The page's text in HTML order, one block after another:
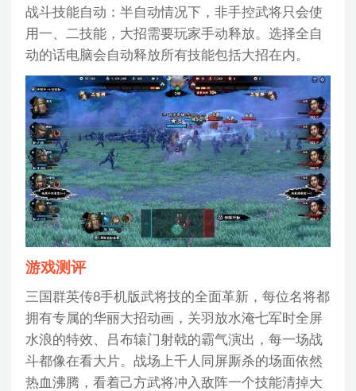
战斗技能自动：半自动情况下，非手控武将只会使
用一、二技能，大招需要玩家手动释放。选择全自
动的话电脑会自动释放所有技能包括大招在内。
游戏测评
三国群英传8手机版武将技的全面革新，每位名将都
拥有专属的华丽大招动画，关羽放水淹七军时全屏
水浪的特效、吕布辕门射戟的霸气演出，每一场战
斗都像在看大片。战场上千人同屏厮杀的场面依然
热血沸腾，看着己方武将冲入敌阵一个技能清掉大